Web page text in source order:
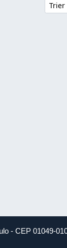
- CEP 01049-